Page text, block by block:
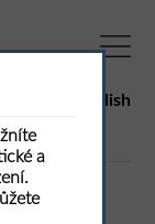
a
English